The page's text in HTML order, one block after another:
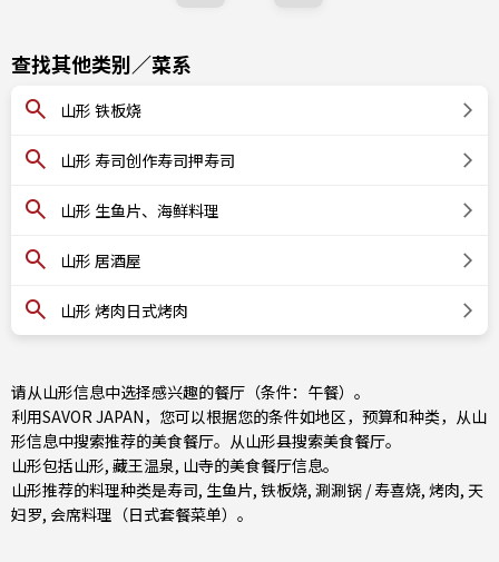
查找其他类别／菜系
山形 铁板烧
山形 寿司创作寿司押寿司
山形 生鱼片、海鲜料理
山形 居酒屋
山形 烤肉日式烤肉
请从山形信息中选择感兴趣的餐厅（条件：午餐）。
利用SAVOR JAPAN，您可以根据您的条件如地区，预算和种类，从山
形信息中搜索推荐的美食餐厅。从山形县搜索美食餐厅。
山形包括山形, 藏王温泉, 山寺的美食餐厅信息。
山形推荐的料理种类是寿司, 生鱼片, 铁板烧, 涮涮锅 / 寿喜烧, 烤肉, 天
妇罗, 会席料理（日式套餐菜单） 。